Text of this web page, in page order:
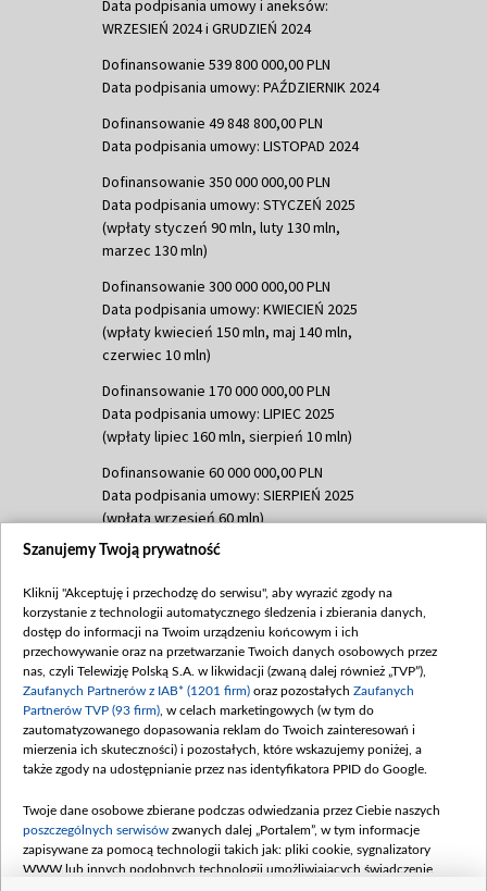
Data podpisania umowy i aneksów:
WRZESIEŃ 2024 i GRUDZIEŃ 2024
Dofinansowanie 539 800 000,00 PLN
Data podpisania umowy: PAŹDZIERNIK 2024
Dofinansowanie 49 848 800,00 PLN
Data podpisania umowy: LISTOPAD 2024
Dofinansowanie 350 000 000,00 PLN
Data podpisania umowy: STYCZEŃ 2025
(wpłaty styczeń 90 mln, luty 130 mln,
marzec 130 mln)
Dofinansowanie 300 000 000,00 PLN
Data podpisania umowy: KWIECIEŃ 2025
(wpłaty kwiecień 150 mln, maj 140 mln,
czerwiec 10 mln)
Dofinansowanie 170 000 000,00 PLN
Data podpisania umowy: LIPIEC 2025
(wpłaty lipiec 160 mln, sierpień 10 mln)
Dofinansowanie 60 000 000,00 PLN
Data podpisania umowy: SIERPIEŃ 2025
(wpłata wrzesień 60 mln)
Dofinansowanie 635 783 051,21 PLN
(wpłata wrzesień 100 mln, październik 350
mln, listopad 265 mln)
Dofinansowanie 48 862 000,00 PLN
Data podpisania umowy: GRUDZIEŃ 2025
(wpłata grudzień 60,548 mln)
Dofinansowanie 900 000 000,00 PLN
Data podpisania umowy: LUTY 2026 (wpłata
kwiecień 180 mln, 7 maja 180 mln, 8
czerwca 90 mln)
Dofinansowanie 250 000 000,00 PLN
Szanujemy Twoją prywatność
Kliknij "Akceptuję i przechodzę do serwisu", aby wyrazić zgody na
korzystanie z technologii automatycznego śledzenia i zbierania danych,
dostęp do informacji na Twoim urządzeniu końcowym i ich
przechowywanie oraz na przetwarzanie Twoich danych osobowych przez
nas, czyli Telewizję Polską S.A. w likwidacji (zwaną dalej również „TVP”),
Zaufanych Partnerów z IAB* (1201 firm) oraz pozostałych Zaufanych
Partnerów TVP (93 firm) , w celach marketingowych (w tym do
zautomatyzowanego dopasowania reklam do Twoich zainteresowań i
mierzenia ich skuteczności) i pozostałych, które wskazujemy poniżej, a
także zgody na udostępnianie przez nas identyfikatora PPID do Google.
Twoje dane osobowe zbierane podczas odwiedzania przez Ciebie naszych
poszczególnych serwisów zwanych dalej „Portalem”, w tym informacje
zapisywane za pomocą technologii takich jak: pliki cookie, sygnalizatory
WWW lub innych podobnych technologii umożliwiających świadczenie